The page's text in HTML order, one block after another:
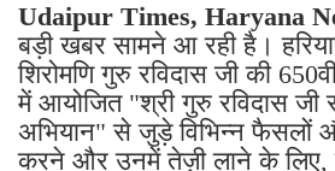
Udaipur Times, Haryana
बड़ी खबर सामने आ रही है।
शिरोमणि गुरु रविदास जी की
में आयोजित "श्री गुरु रविदास
अभियान" से जुड़े विभिन्न फैसलों
करने और उनमें तेज़ी लाने के लिए,